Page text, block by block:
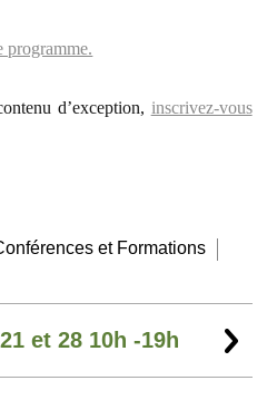
d’exception, inscrivez-vous
et Formations
et 28 10h -19h